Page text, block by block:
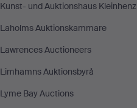
Kunst- und Auktionshaus Kleinhenz
Laholms Auktionskammare
Lawrences Auctioneers
Limhamns Auktionsbyrå
Lyme Bay Auctions